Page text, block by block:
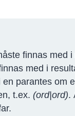
finnas med
med i
en parantes om
t.ex. (ord|ord).